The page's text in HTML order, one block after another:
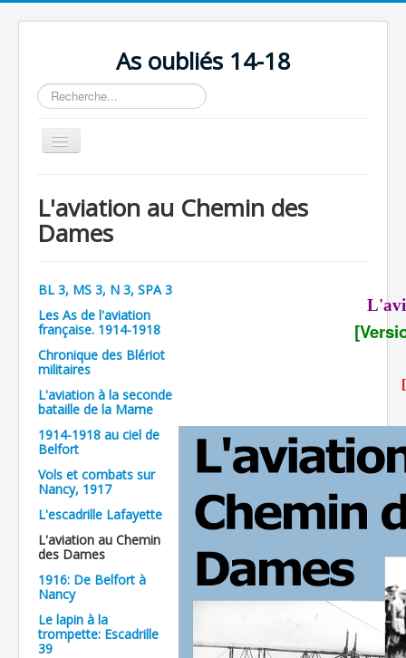
As oubliés 14-18
Rechercher
Basculer
la
Chronologie
Escadrilles
Avions
Personnels
Formation
Doctrines
Batailles
Cahiers des As
L'aviation au Chemin des
Dames
BL 3, MS 3, N 3, SPA 3
Les As de l'aviation
française. 1914-1918
Chronique des Blériot
militaires
L'aviation à la seconde
bataille de la Marne
1914-1918 au ciel de
Belfort
Vols et combats sur
Nancy, 1917
L'escadrille Lafayette
L'aviation au Chemin
des Dames
1916: De Belfort à
Nancy
Le lapin à la
trompette: Escadrille
39